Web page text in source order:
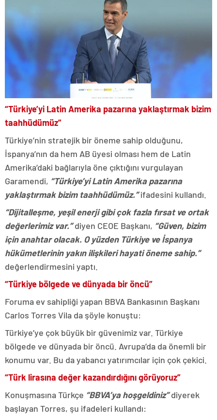
“Türkiye’yi Latin Amerika pazarına yaklaştırmak bizim
taahhüdümüz”
Türkiye’nin stratejik bir öneme sahip olduğunu,
İspanya’nın da hem AB üyesi olması hem de Latin
Amerika’daki bağlarıyla öne çıktığını vurgulayan
Garamendi, “Türkiye’yi Latin Amerika pazarına
yaklaştırmak bizim taahhüdümüz.”ifadesini kullandı.
“Dijitalleşme, yeşil enerji gibi çok fazla fırsat ve ortak
değerlerimiz var.”diyen CEOE Başkanı, “Güven, bizim
için anahtar olacak. O yüzden Türkiye ve İspanya
hükümetlerinin yakın ilişkileri hayati öneme sahip.”
değerlendirmesini yaptı.
“Türkiye bölgede ve dünyada bir öncü”
Foruma ev sahipliği yapan BBVA Bankasının Başkanı
Carlos Torres Vila da şöyle konuştu:
Türkiye’ye çok büyük bir güvenimiz var. Türkiye
bölgede ve dünyada bir öncü. Avrupa’da da önemli bir
konumu var. Bu da yabancı yatırımcılar için çok çekici.
“Türk lirasına değer kazandırdığını görüyoruz”
Konuşmasına Türkçe “BBVA’ya hoşgeldiniz”diyerek
başlayan Torres, şu ifadeleri kullandı: